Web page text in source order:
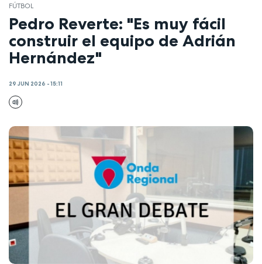
FÚTBOL
Pedro Reverte: "Es muy fácil
construir el equipo de Adrián
Hernández"
29 JUN 2026 - 15:11